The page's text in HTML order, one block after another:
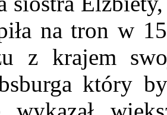
na tron w
z krajem
który